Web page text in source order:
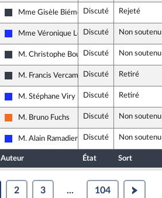
Nouvelle Gauche
Mme Gisèle BiémouretDiscuté Rejeté
Les Républicains
Mme Véronique Louwagie
Discuté Non soutenu
Nouvelle Gauche
M. Christophe BouillonDiscuté Non soutenu
UDI, Agir et Indépendants
M. Francis VercamerDiscuté Retiré
Les Républicains
M. Stéphane Viry Discuté Retiré
Mouvement Démocrate et apparentés
M. Bruno Fuchs Discuté Non soutenu
Les Républicains
M. Alain Ramadier Discuté Non soutenu
Auteur État Sort
2 3 ... 104